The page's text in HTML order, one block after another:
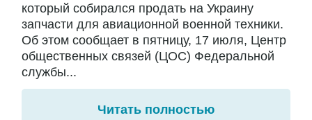
который собирался продать на Украину
запчасти для авиационной военной техники.
Об этом сообщает в пятницу, 17 июля, Центр
общественных связей (ЦОС) Федеральной
службы...
Читать полностью